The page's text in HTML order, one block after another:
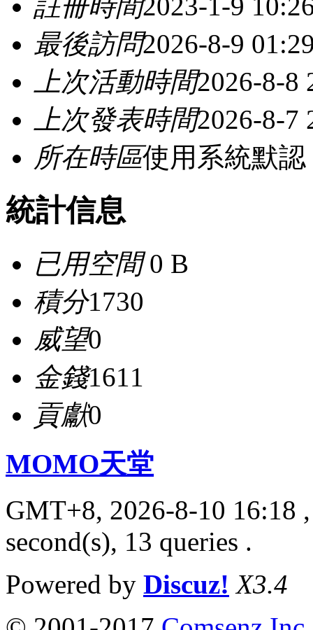
註冊時間2023-1-9
最後訪問2026-8-9
上次活動時間2026-8-8
上次發表時間2026-8-7
所在時區使用系統默認
統計信息
已用空間0 B
積分1730
威望0
金錢1611
貢獻0
MOMO天堂
GMT+8, 2026-8-10 16:18
second(s), 13 queries .
Powered by Discuz! X3.4